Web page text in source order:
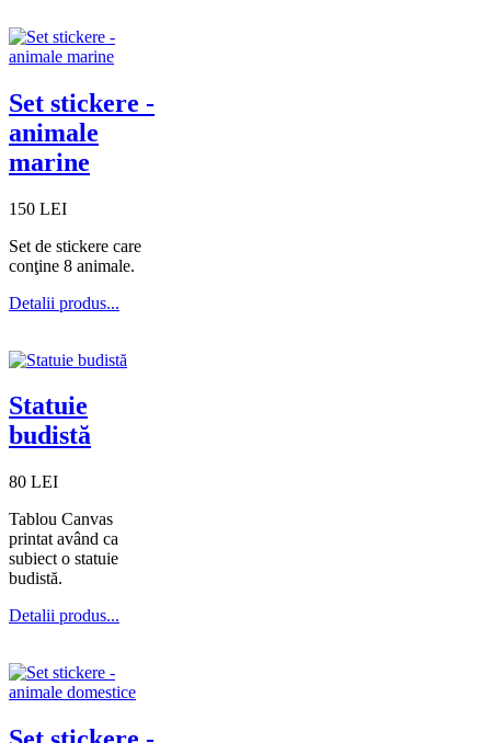
Set stickere -
animale
marine
150 LEI
Set de stickere care
conţine 8 animale.
Detalii produs...
Statuie
budistă
80 LEI
Tablou Canvas
printat având ca
subiect o statuie
budistă.
Detalii produs...